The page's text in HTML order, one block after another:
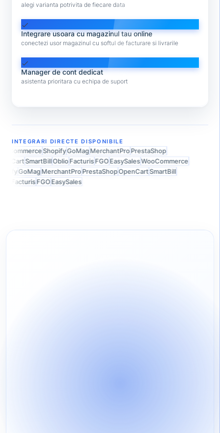
alegi varianta potrivita de fiecare data
check
Integrare usoara cu magazinul tau online
conectezi usor magazinul cu softul de facturare si livrarile
check
Manager de cont dedicat
asistenta prioritara cu echipa de suport
INTEGRARI DIRECTE DISPONIBILE
ShopifyGoMagMerchantProPrestaShop
SmartBillOblioFacturisFGOEasySalesWooCommerce
GoMagMerchantProPrestaShopOpenCartSmartBill
FacturisFGOEasySales